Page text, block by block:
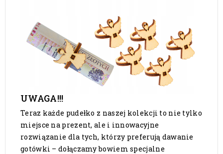
UWAGA!!!
Teraz każde pudełko z naszej kolekcji to nie tylko
miejsce na prezent, ale i innowacyjne
rozwiązanie dla tych, którzy preferują dawanie
gotówki – dołączamy bowiem specjalne